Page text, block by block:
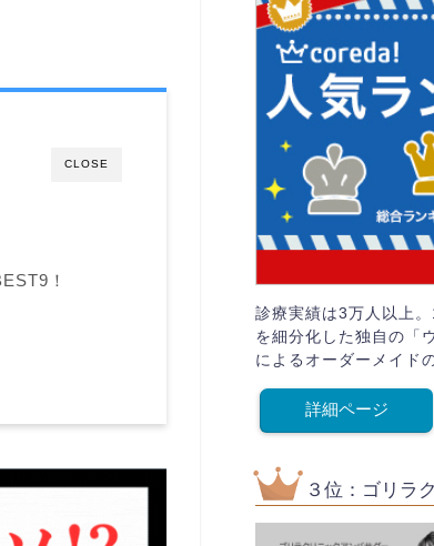
CLOSE
！
診療実績は3万人以上
を細分化した独自の「
によるオーダーメイド
詳細ページ
３位：ゴリラ